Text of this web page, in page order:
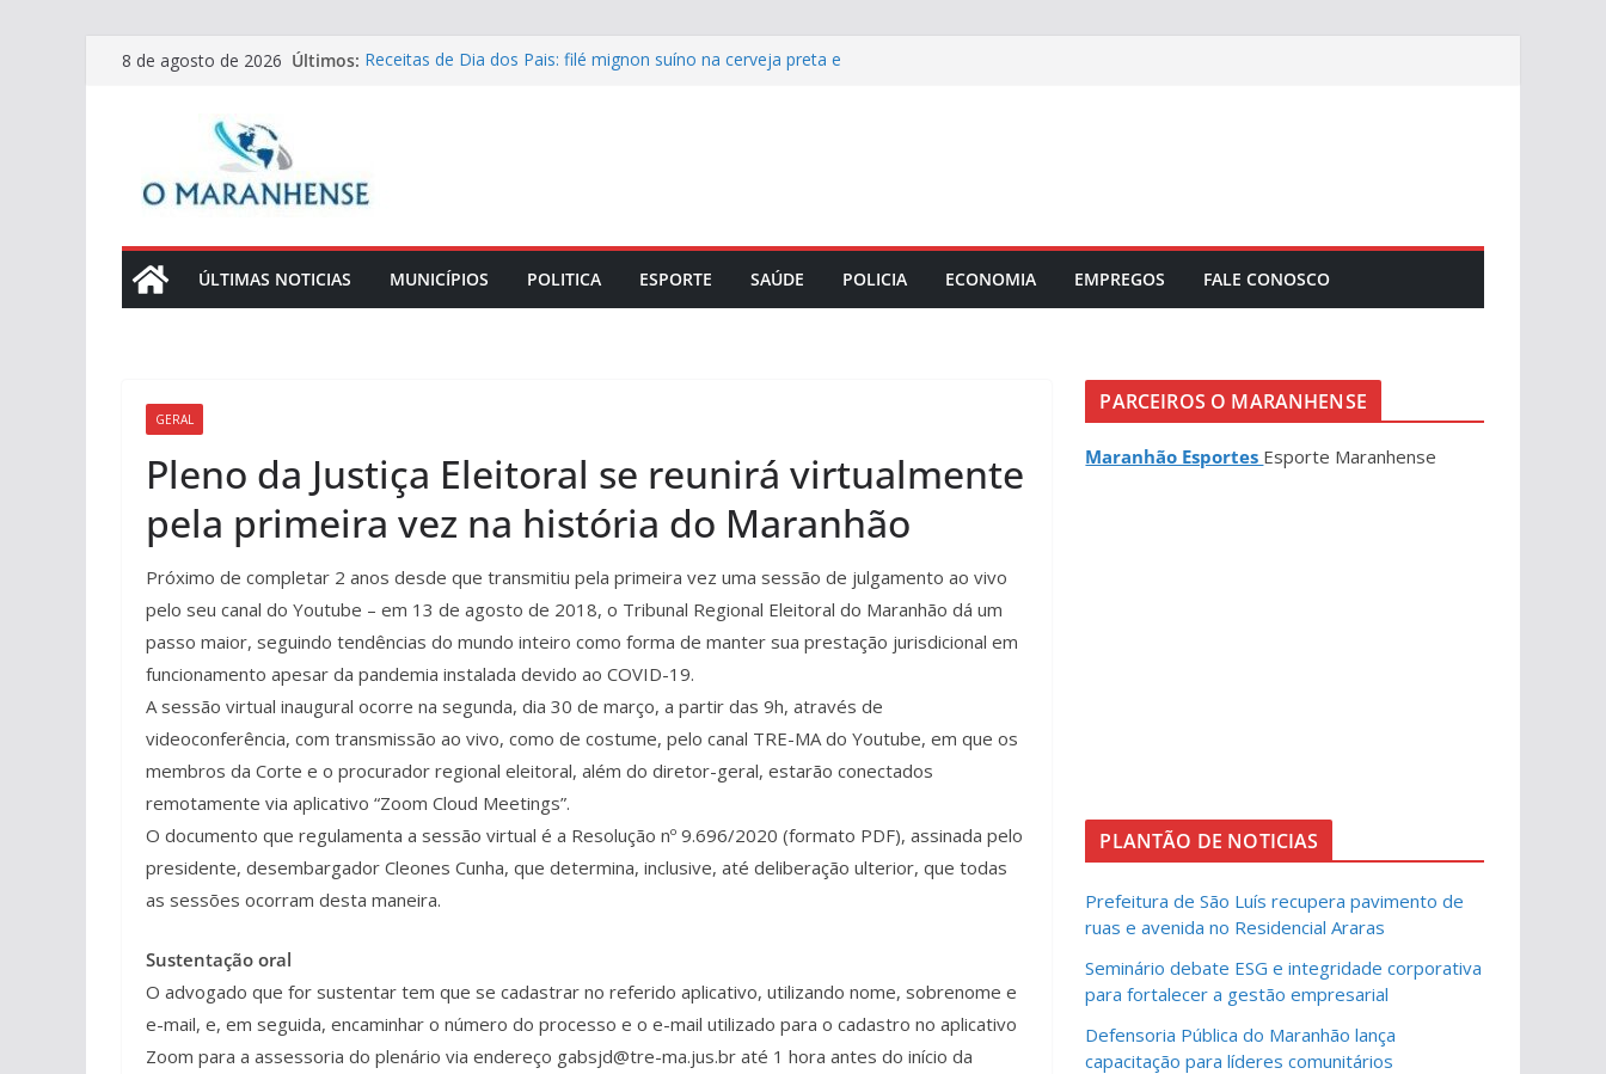
Pular8 de agosto de 2026 Últimos: Receitas de Dia dos Pais: filé mignon suíno na cerveja preta e
fortalecer a gestão empresarial
Defensoria Pública do Maranhão lança capacitação para
Convocação de mesárias e mesários está ocorrendo por
whatsApp, carta e presencialmente
ÚLTIMAS NOTICIAS MUNICÍPIOS POLITICA ESPORTE SAÚDE POLICIA ECONOMIA EMPREGOS FALE CONOSCO
GERAL
Pleno da Justiça Eleitoral se reunirá virtualmente
pela primeira vez na história do Maranhão
Próximo de completar 2 anos desde que transmitiu pela primeira vez uma sessão de julgamento ao vivo
pelo seu canal do Youtube – em 13 de agosto de 2018, o Tribunal Regional Eleitoral do Maranhão dá um
passo maior, seguindo tendências do mundo inteiro como forma de manter sua prestação jurisdicional em
funcionamento apesar da pandemia instalada devido ao COVID-19.
A sessão virtual inaugural ocorre na segunda, dia 30 de março, a partir das 9h, através de
videoconferência, com transmissão ao vivo, como de costume, pelo canal TRE-MA do Youtube, em que os
membros da Corte e o procurador regional eleitoral, além do diretor-geral, estarão conectados
remotamente via aplicativo “Zoom Cloud Meetings”.
O documento que regulamenta a sessão virtual é a Resolução nº 9.696/2020 (formato PDF), assinada pelo
presidente, desembargador Cleones Cunha, que determina, inclusive, até deliberação ulterior, que todas
as sessões ocorram desta maneira.
Sustentação oral
O advogado que for sustentar tem que se cadastrar no referido aplicativo, utilizando nome, sobrenome e
e-mail, e, em seguida, encaminhar o número do processo e o e-mail utilizado para o cadastro no aplicativo
Zoom para a assessoria do plenário via endereço gabsjd@tre-ma.jus.br até 1 hora antes do início da
PARCEIROS O MARANHENSE
Maranhão Esportes Esporte Maranhense
PLANTÃO DE NOTICIAS
Prefeitura de São Luís recupera pavimento de
ruas e avenida no Residencial Araras
Seminário debate ESG e integridade corporativa
para fortalecer a gestão empresarial
Defensoria Pública do Maranhão lança
capacitação para líderes comunitários